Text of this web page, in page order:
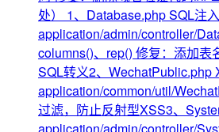
处） 1、Database.php SQL注入
application/admin/controller/
columns()、rep() 修复：添加表
SQL转义2、WechatPublic.php
application/common/util/
过滤，防止反射型XSS3、